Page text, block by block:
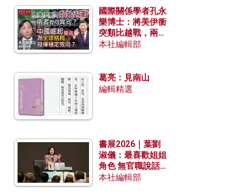
國際關係學者孔永
樂博士：將美伊衝
突類比越戰，兩者
有何異同？中國崛
本社編輯部
葛亮：見南山
編輯精選
書展2026｜葉劉
淑儀：最喜歡姐姐
角色 無官職說話
包袱少
本社編輯部